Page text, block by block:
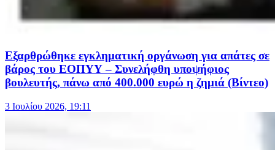
Εξαρθρώθηκε εγκληματική οργάνωση για απάτες σε
βάρος του ΕΟΠΥΥ – Συνελήφθη υποψήφιος
βουλευτής, πάνω από 400.000 ευρώ η ζημιά (Βίντεο)
3 Ιουλίου 2026, 19:11